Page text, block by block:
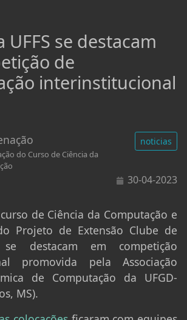
UFFS se destacam
de
interinstitucional
do Curso de Ciência da
noticias
30-04-2023
de Ciência da Computação e
Projeto de Extensão Clube de
se destacam em competição
promovida pela Associação
de Computação da UFGD-
MS).